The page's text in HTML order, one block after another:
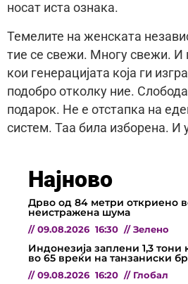
носат иста ознака.
Темелите на женската
тие се свежи. Многу свежи. И
кои генерациjата коjа ги
подобро отколку ние.
подарок. Не е отстапка на
систем. Таа била изборена. И
Најново
Дрво од 84 метри откриено
неистражена шума
// 09.08.2026 16:30 // Зелено
Индонезија заплени 1,3
во 65 вреќи на танзаниски
// 09.08.2026 16:20 // Глобал